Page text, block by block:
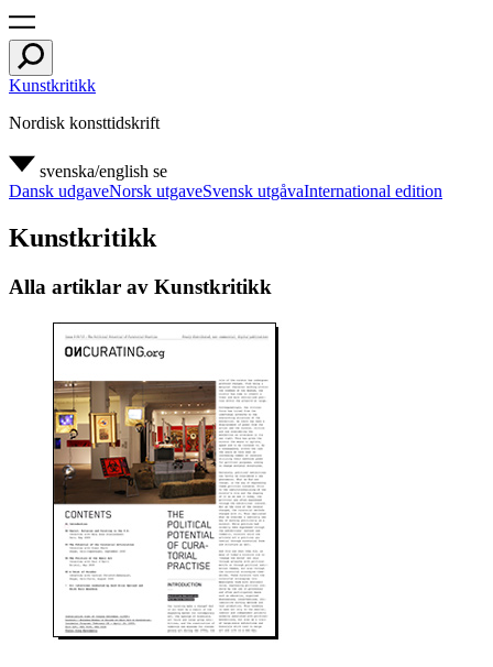
Kunstkritikk
Nordisk konsttidskrift
svenska/english se
Dansk udgaveNorsk utgaveSvensk utgåvaInternational edition
Kunstkritikk
Alla artiklar av Kunstkritikk